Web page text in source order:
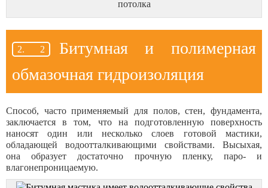
потолка
Битумная и полимерная
обмазочная гидроизоляция
Способ, часто применяемый для полов, стен, фундамента,
заключается в том, что на подготовленную поверхность
наносят один или несколько слоев готовой мастики,
обладающей водоотталкивающими свойствами. Высыхая,
она образует достаточно прочную пленку, паро- и
влагонепроницаемую.